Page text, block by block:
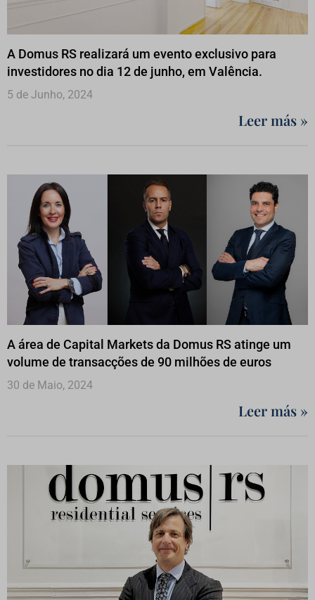
A Domus RS realizará um evento exclusivo para
investidores no dia 12 de junho, em Valência.
5 de Junho, 2024
Leer más »
A área de Capital Markets da Domus RS atinge um
volume de transacções de 90 milhões de euros
30 de Maio, 2024
Leer más »